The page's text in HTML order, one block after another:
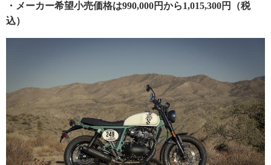
・メーカー希望小売価格は990,000円から1,015,300円（税
込）